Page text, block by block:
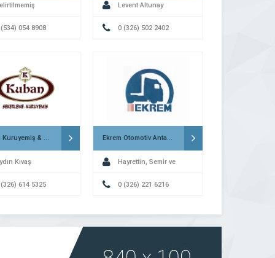
054 8908
Levent Altunay
0 (326) 502 2402
Kuban Kuruyemiş & Şekerleme İskenderun
Kıvaş
614 5325
Ekrem Otomotiv Antakya
Hayrettin, Semir ve
Ferhat Kondakçı
0 (326) 221 6216